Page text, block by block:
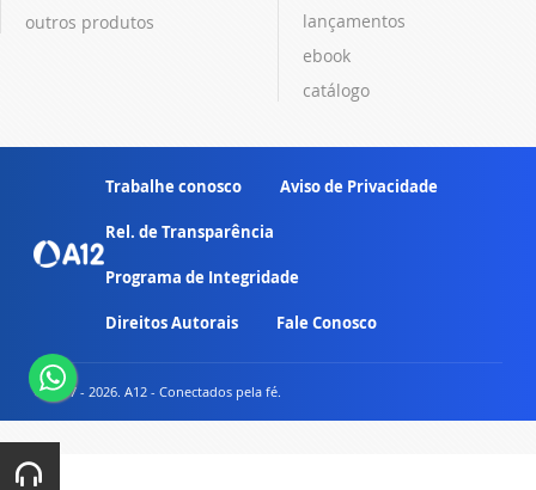
outros produtos
lançamentos
ebook
catálogo
Trabalhe conosco Aviso de Privacidade
Rel. de Transparência
Programa de Integridade
Direitos Autorais Fale Conosco
© 2007 - 2026. A12 - Conectados pela fé.